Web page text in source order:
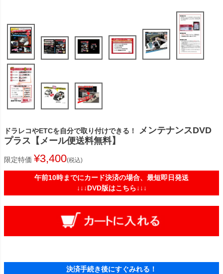
ドラレコやETCを自分で取り付けできる！
メンテナンスDVD
プラス【メール便送料無料】
限定特価 ¥3,400 税込
午前10時までにカード決済の場合、最短即日発送
↓↓↓DVD版はこちら↓↓↓
決済手続き後にすぐみれる！